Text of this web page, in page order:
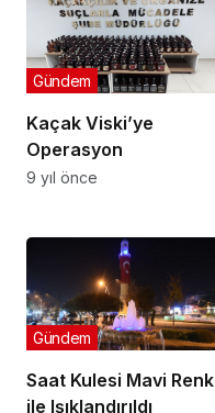
Kaçak Viski’ye
Operasyon
Gündem
9 yıl önce
Saat Kulesi Mavi Renk
ile Işıklandırıldı
Gündem